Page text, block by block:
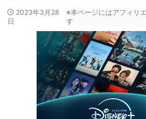
2023年3月28
日
※本ページにはアフィリ
す